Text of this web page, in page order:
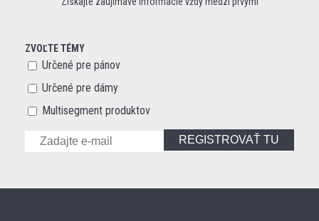
ZVOĽTE TÉMY
Určené pre pánov
Určené pre dámy
Multisegment produktov
REGISTROVAŤ TU